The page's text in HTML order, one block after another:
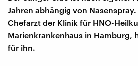
Jahren abhängig von
Chefarzt der Klinik für HNO-
Marienkrankenhaus in Hamburg,
für ihn.